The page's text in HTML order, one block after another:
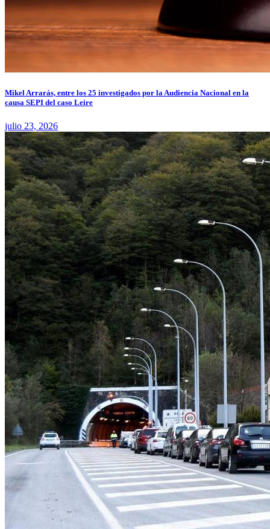
Mikel Arrarás, entre los 25 investigados por la Audiencia Nacional en la
causa SEPI del caso Leire
julio 23, 2026